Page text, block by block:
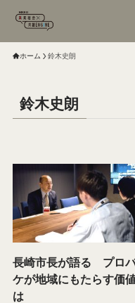
ホーム 鈴木史朗
鈴木史朗
長崎市長が語る プロ
ケが地域にもたらす価
は